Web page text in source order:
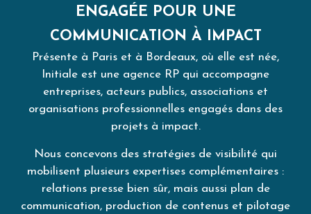
ENGAGÉE POUR UNE
COMMUNICATION À IMPACT
Présente à Paris et à Bordeaux, où elle est née,
Initiale est une agence RP qui accompagne
entreprises, acteurs publics, associations et
organisations professionnelles engagés dans des
projets à impact.
Nous concevons des stratégies de visibilité qui
mobilisent plusieurs expertises complémentaires :
relations presse bien sûr, mais aussi plan de
communication, production de contenus et pilotage